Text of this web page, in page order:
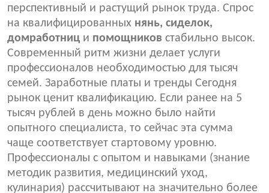
перспективный и растущий рынок труда. Спрос
на квалифицированных нянь, сиделок,
домработниц и помощников стабильно высок.
Современный ритм жизни делает услуги
профессионалов необходимостью для тысяч
семей. Заработные платы и тренды Сегодня
рынок ценит квалификацию. Если ранее на 5
тысяч рублей в день можно было найти
опытного специалиста, то сейчас эта сумма
чаще соответствует стартовому уровню.
Профессионалы с опытом и навыками (знание
методик развития, медицинский уход,
кулинария) рассчитывают на значительно более